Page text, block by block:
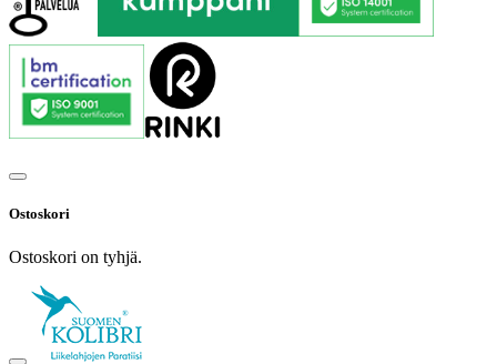
Ostoskori
Ostoskori on tyhjä.